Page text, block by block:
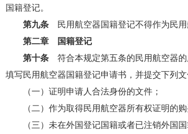
国籍登记。
第九条民用航空器国籍登记不得作为民用
第二章 国籍登记
第十条符合本规定第五条的民用航空器的
填写民用航空器国籍登记申请书，并提交下列文
（一）证明申请人合法身份的文件；
（二）作为取得民用航空器所有权证明的购
（三）未在外国登记国籍或者已注销外国国